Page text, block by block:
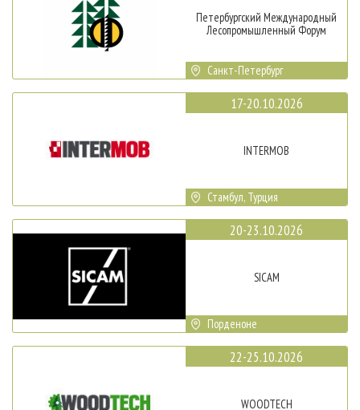
Петербургский Международный
Лесопромышленный Форум
Санкт-Петербург
17-20.10.2026
INTERMOB
Стамбул, Турция
20-23.10.2026
SICAM
Порденоне
22-25.10.2026
WOODTECH